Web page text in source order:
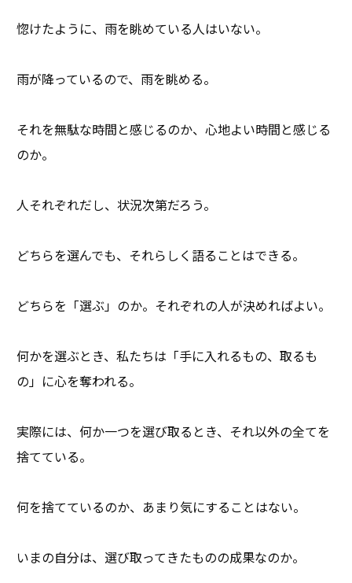
惚けたように、雨を眺めている人はいない。
雨が降っているので、雨を眺める。
それを無駄な時間と感じるのか、心地よい時間と感じる
のか。
人それぞれだし、状況次第だろう。
どちらを選んでも、それらしく語ることはできる。
どちらを「選ぶ」のか。それぞれの人が決めればよい。
何かを選ぶとき、私たちは「手に入れるもの、取るも
の」に心を奪われる。
実際には、何か一つを選び取るとき、それ以外の全てを
捨てている。
何を捨てているのか、あまり気にすることはない。
いまの自分は、選び取ってきたものの成果なのか。